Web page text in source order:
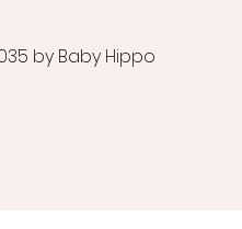
by Baby Hippo